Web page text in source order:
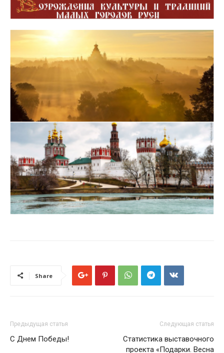
Share
Предыдущая статья
С Днем Победы!
Следующая статья
Статистика выставочного
проекта «Подарки. Весна